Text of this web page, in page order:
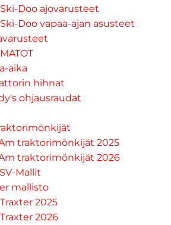
Ski-Doo ajovarusteet
Ski-Doo vapaa-ajan asusteet
aika
hihnat
ohjausraudat
traktorimönkijät 2025
traktorimönkijät 2026
Mallit
mallisto
Traxter 2025
Traxter 2026